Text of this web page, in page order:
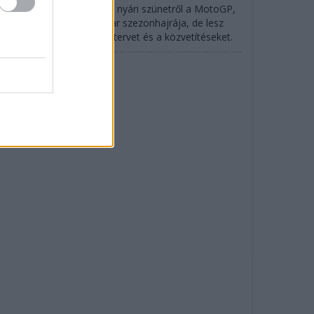
ban tér vissza a nyári szünetről a MotoGP,
indul az IndyCar szezonhajrája, de lesz
is: mutatjuk az időtervet és a közvetítéseket.